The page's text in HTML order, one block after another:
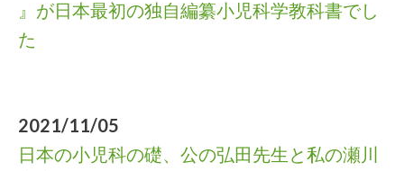
』が日本最初の独自編纂小児科学教科書でし
た
2021/11/05
日本の小児科の礎、公の弘田先生と私の瀬川